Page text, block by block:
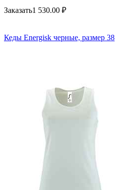
Заказать1 530.00 ₽
Кеды Energisk черные, размер 38